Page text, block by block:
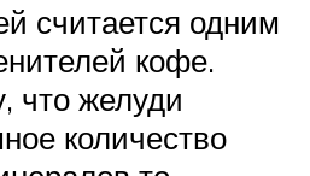
считается одним
кофе.
что желуди
количество